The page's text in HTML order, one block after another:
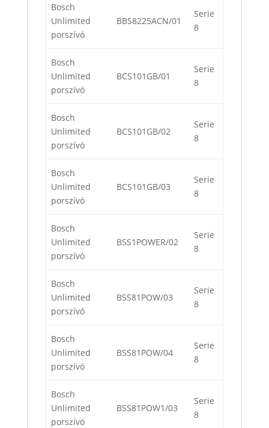
Bosch
Unlimited
porszívó
BBS8225ACN/01
Serie
8
Bosch
Unlimited
porszívó
BCS101GB/01
Serie
8
Bosch
Unlimited
porszívó
BCS101GB/02
Serie
8
Bosch
Unlimited
porszívó
BCS101GB/03
Serie
8
Bosch
Unlimited
porszívó
BSS1POWER/02
Serie
8
Bosch
Unlimited
porszívó
BSS81POW/03
Serie
8
Bosch
Unlimited
porszívó
BSS81POW/04
Serie
8
Bosch
Unlimited
porszívó
BSS81POW1/03
Serie
8